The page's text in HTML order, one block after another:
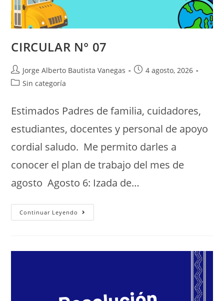
CIRCULAR N° 07
Jorge Alberto Bautista Vanegas
4 agosto, 2026
Sin categoría
Estimados Padres de familia, cuidadores,
estudiantes, docentes y personal de apoyo
cordial saludo. Me permito darles a
conocer el plan de trabajo del mes de
agosto Agosto 6: Izada de…
Continuar Leyendo